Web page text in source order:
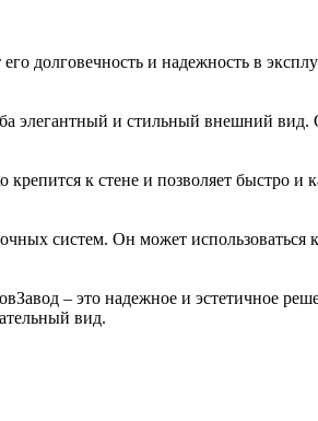
долговечность и надежность в
элегантный и стильный внешний
к стене и позволяет быстро и
систем. Он может использоваться
– это надежное и эстетичное
вид.